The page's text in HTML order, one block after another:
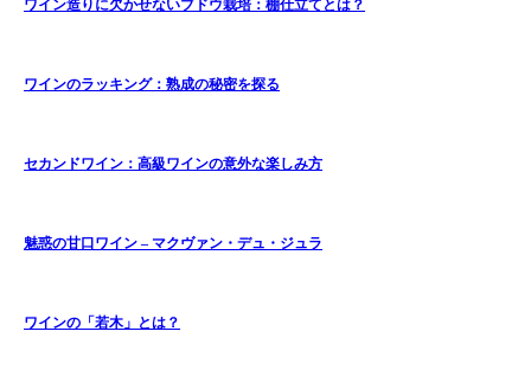
ワイン造りに欠かせないブドウ栽培：棚仕立てとは？
ワインのラッキング：熟成の秘密を探る
セカンドワイン：高級ワインの意外な楽しみ方
魅惑の甘口ワイン – マクヴァン・デュ・ジュラ
ワインの「若木」とは？